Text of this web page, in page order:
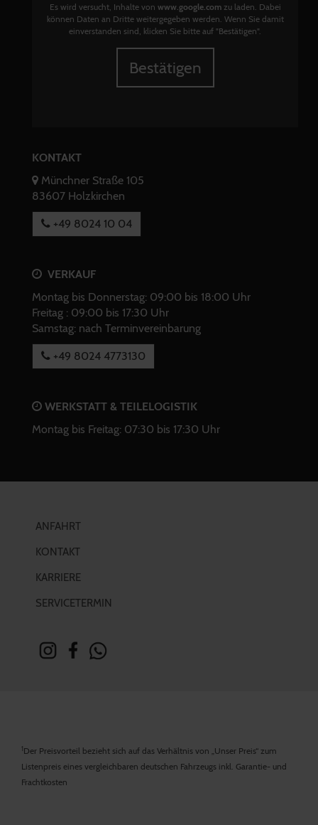
Es wird versucht, Inhalte von www.google.comzu laden. Dabei
können Daten an Dritte weitergegeben werden. Wenn Sie damit
einverstanden sind, klicken Sie bitte auf "Bestätigen".
Bestätigen
KONTAKT
Münchner Straße 105
83607 Holzkirchen
+49 8024 10 04
VERKAUF
Montag bis Donnerstag: 09:00 bis 18:00 Uhr
Freitag : 09:00 bis 17:30 Uhr
Samstag: nach Terminvereinbarung
+49 8024 4773130
WERKSTATT & TEILELOGISTIK
Montag bis Freitag: 07:30 bis 17:30 Uhr
ANFAHRT
KONTAKT
KARRIERE
SERVICETERMIN
1Der Preisvorteil bezieht sich auf das Verhältnis von „Unser Preis“ zum
Listenpreis eines vergleichbaren deutschen Fahrzeugs inkl. Garantie- und
Frachtkosten